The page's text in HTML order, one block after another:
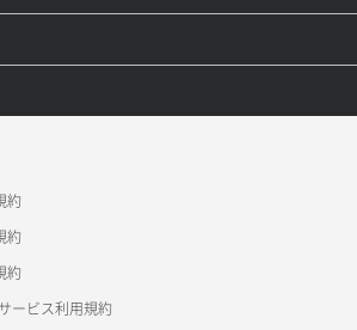
約
約
約
ービス利用規約